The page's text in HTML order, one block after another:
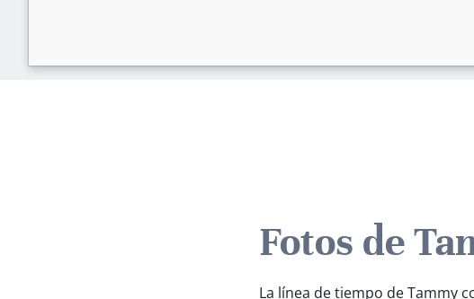
Fotos de
La línea de tiempo de Tammy